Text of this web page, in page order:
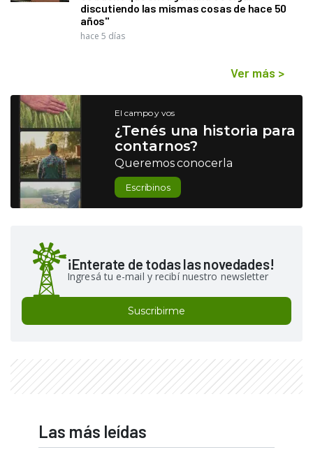
discutiendo las mismas cosas de hace 50
años"
hace 5 días
Ver más >
El campo y vos
¿Tenés una historia para
contarnos?
Queremos conocerla
Escribinos
¡Enterate de todas las novedades!
Ingresá tu e-mail y recibí nuestro newsletter
Suscribirme
Las más leídas